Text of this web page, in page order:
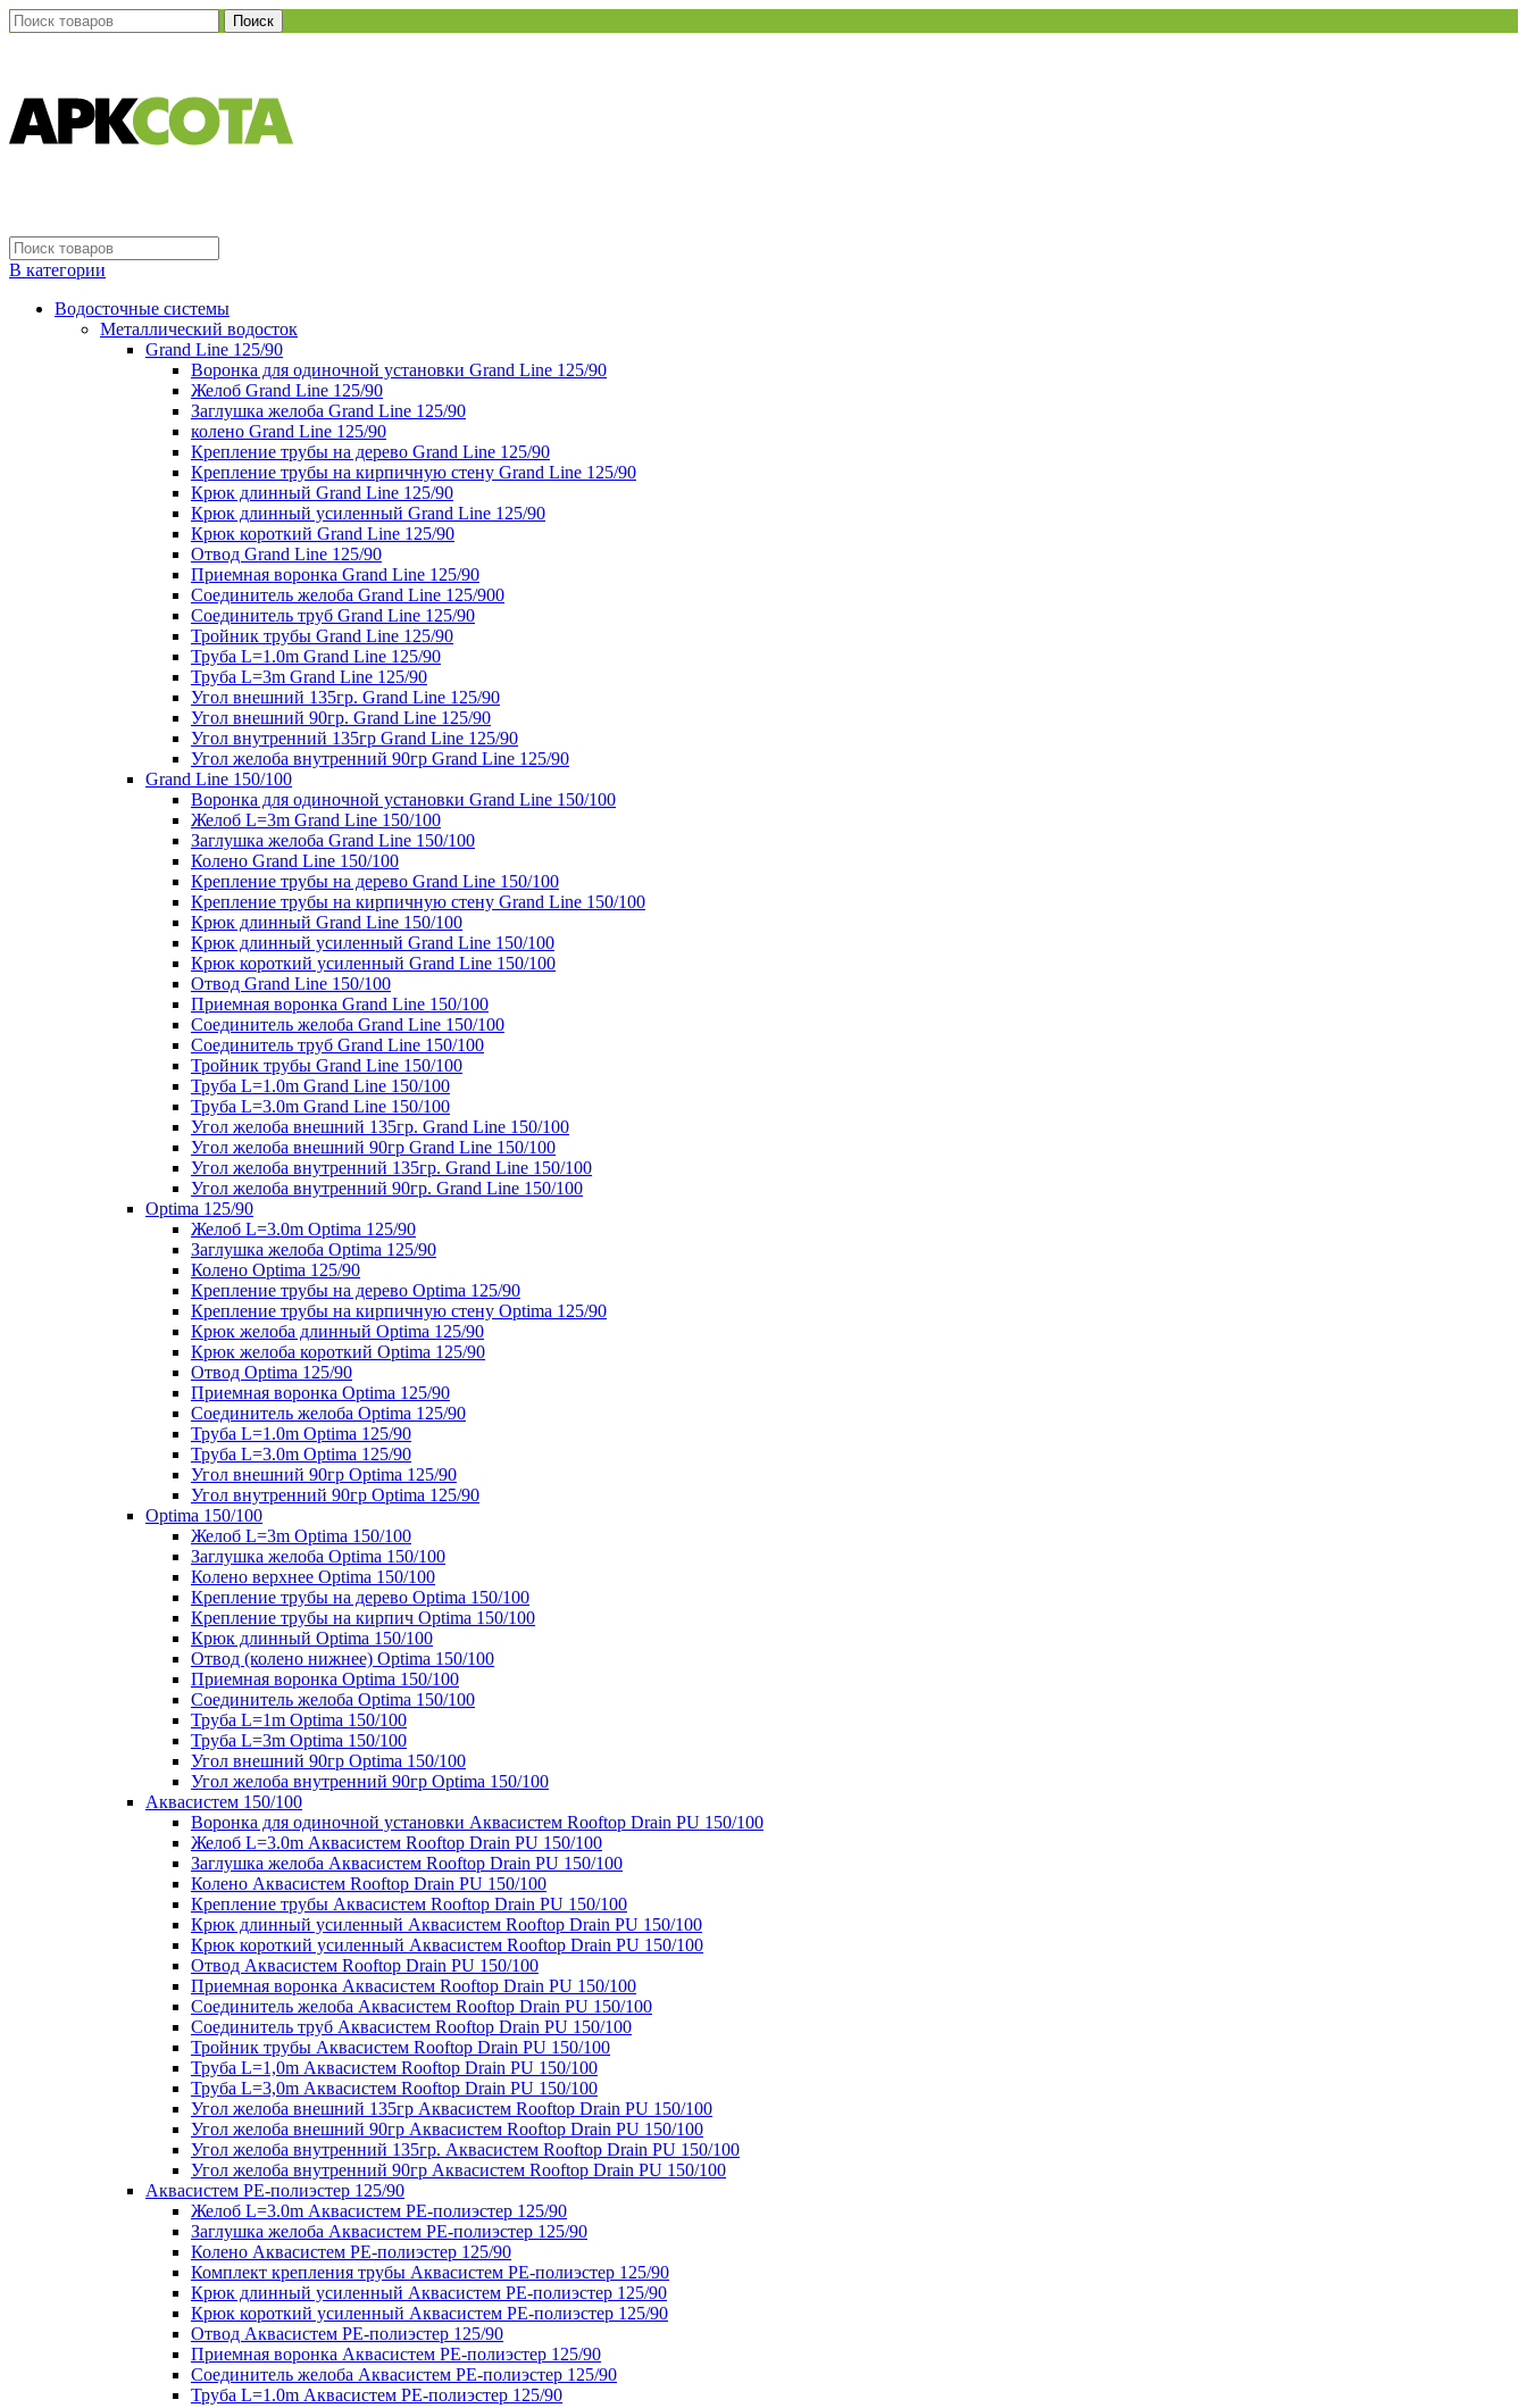
Поиск
В категории
Водосточные системы
Металлический водосток
Grand Line 125/90
Воронка для одиночной установки Grand Line 125/90
Желоб Grand Line 125/90
Заглушка желоба Grand Line 125/90
колено Grand Line 125/90
Крепление трубы на дерево Grand Line 125/90
Крепление трубы на кирпичную стену Grand Line 125/90
Крюк длинный Grand Line 125/90
Крюк длинный усиленный Grand Line 125/90
Крюк короткий Grand Line 125/90
Отвод Grand Line 125/90
Приемная воронка Grand Line 125/90
Соединитель желоба Grand Line 125/900
Соединитель труб Grand Line 125/90
Тройник трубы Grand Line 125/90
Труба L=1.0m Grand Line 125/90
Труба L=3m Grand Line 125/90
Угол внешний 135гр. Grand Line 125/90
Угол внешний 90гр. Grand Line 125/90
Угол внутренний 135гр Grand Line 125/90
Угол желоба внутренний 90гр Grand Line 125/90
Grand Line 150/100
Воронка для одиночной установки Grand Line 150/100
Желоб L=3m Grand Line 150/100
Заглушка желоба Grand Line 150/100
Колено Grand Line 150/100
Крепление трубы на дерево Grand Line 150/100
Крепление трубы на кирпичную стену Grand Line 150/100
Крюк длинный Grand Line 150/100
Крюк длинный усиленный Grand Line 150/100
Крюк короткий усиленный Grand Line 150/100
Отвод Grand Line 150/100
Приемная воронка Grand Line 150/100
Соединитель желоба Grand Line 150/100
Соединитель труб Grand Line 150/100
Тройник трубы Grand Line 150/100
Труба L=1.0m Grand Line 150/100
Труба L=3.0m Grand Line 150/100
Угол желоба внешний 135гр. Grand Line 150/100
Угол желоба внешний 90гр Grand Line 150/100
Угол желоба внутренний 135гр. Grand Line 150/100
Угол желоба внутренний 90гр. Grand Line 150/100
Optima 125/90
Желоб L=3.0m Optima 125/90
Заглушка желоба Optima 125/90
Колено Optima 125/90
Крепление трубы на дерево Optima 125/90
Крепление трубы на кирпичную стену Optima 125/90
Крюк желоба длинный Optima 125/90
Крюк желоба короткий Optima 125/90
Отвод Optima 125/90
Приемная воронка Optima 125/90
Соединитель желоба Optima 125/90
Труба L=1.0m Optima 125/90
Труба L=3.0m Optima 125/90
Угол внешний 90гр Optima 125/90
Угол внутренний 90гр Optima 125/90
Optima 150/100
Желоб L=3m Optima 150/100
Заглушка желоба Optima 150/100
Колено верхнее Optima 150/100
Крепление трубы на дерево Optima 150/100
Крепление трубы на кирпич Optima 150/100
Крюк длинный Optima 150/100
Отвод (колено нижнее) Optima 150/100
Приемная воронка Optima 150/100
Соединитель желоба Optima 150/100
Труба L=1m Optima 150/100
Труба L=3m Optima 150/100
Угол внешний 90гр Optima 150/100
Угол желоба внутренний 90гр Optima 150/100
Аквасистем 150/100
Воронка для одиночной установки Аквасистем Rooftop Drain PU 150/100
Желоб L=3.0m Аквасистем Rooftop Drain PU 150/100
Заглушка желоба Аквасистем Rooftop Drain PU 150/100
Колено Аквасистем Rooftop Drain PU 150/100
Крепление трубы Аквасистем Rooftop Drain PU 150/100
Крюк длинный усиленный Аквасистем Rooftop Drain PU 150/100
Крюк короткий усиленный Аквасистем Rooftop Drain PU 150/100
Отвод Аквасистем Rooftop Drain PU 150/100
Приемная воронка Аквасистем Rooftop Drain PU 150/100
Соединитель желоба Аквасистем Rooftop Drain PU 150/100
Соединитель труб Аквасистем Rooftop Drain PU 150/100
Тройник трубы Аквасистем Rooftop Drain PU 150/100
Труба L=1,0m Аквасистем Rooftop Drain PU 150/100
Труба L=3,0m Аквасистем Rooftop Drain PU 150/100
Угол желоба внешний 135гр Аквасистем Rooftop Drain PU 150/100
Угол желоба внешний 90гр Аквасистем Rooftop Drain PU 150/100
Угол желоба внутренний 135гр. Аквасистем Rooftop Drain PU 150/100
Угол желоба внутренний 90гр Аквасистем Rooftop Drain PU 150/100
Аквасистем PE-полиэстер 125/90
Желоб L=3.0m Аквасистем PE-полиэстер 125/90
Заглушка желоба Аквасистем PE-полиэстер 125/90
Колено Аквасистем PE-полиэстер 125/90
Комплект крепления трубы Аквасистем PE-полиэстер 125/90
Крюк длинный усиленный Аквасистем PE-полиэстер 125/90
Крюк короткий усиленный Аквасистем PE-полиэстер 125/90
Отвод Аквасистем РЕ-полиэстер 125/90
Приемная воронка Аквасистем PE-полиэстер 125/90
Соединитель желоба Аквасистем PE-полиэстер 125/90
Труба L=1.0m Аквасистем PE-полиэстер 125/90